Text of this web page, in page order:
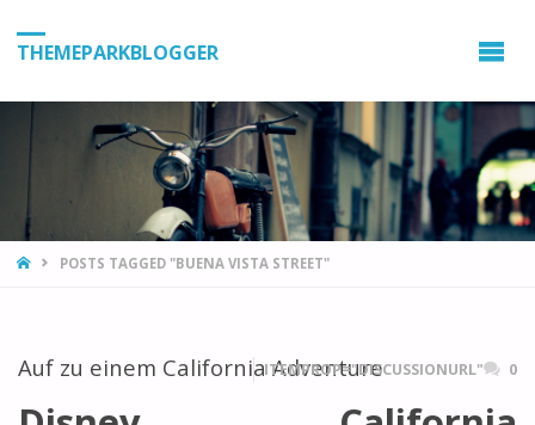
THEMEPARKBLOGGER
HOMEPOSTS TAGGED "BUENA VISTA STREET"
Auf zu einem California Adventure
ITEMPROP="DISCUSSIONURL" 0